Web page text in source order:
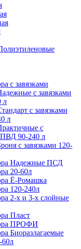
с завязками
с завязками
л
с завязками
л
с
ПВД 90-240 л
с завязками 120-
Надежные ПСД
20-60л
Ё-Ромашка
120-240л
2-х и 3-х слойные
Пласт
ПРОФИ
Биоразлагаемые